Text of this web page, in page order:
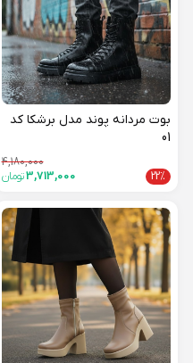
بوت مردانه پوند مدل برشکا کد
01
4,180,000
22%
3,713,000تومان